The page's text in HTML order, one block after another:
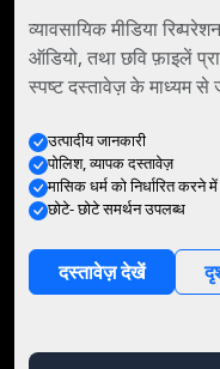
व्यावसायिक मीडिया
ऑडियो, तथा छवि फ़ाइलें
स्पष्ट दस्तावेज़ के माध्यम से
उत्पादीय जानकारी
पोलिश, व्यापक दस्तावेज़
मासिक धर्म को निर्धारित करने
छोटे- छोटे समर्थन उपलब्ध
दस्तावेज़ देखें